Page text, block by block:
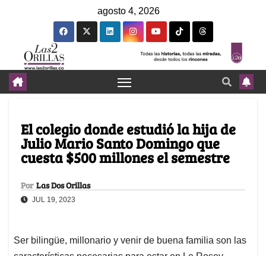
agosto 4, 2026
El colegio donde estudió la hija de
Julio Mario Santo Domingo que
cuesta $500 millones el semestre
Por Las Dos Orillas
JUL 19, 2023
Ser bilingüe, millonario y venir de buena familia son las